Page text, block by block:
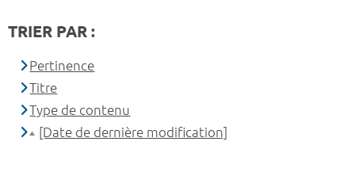
TRIER PAR :
Pertinence
Titre
Type de contenu
[Date de dernière modification]